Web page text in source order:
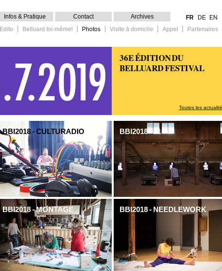
36E ÉDITION DU
BELLUARD FESTIVAL
Toutes les
BBI2018 - CULTURADIO BBI2018 - 21
BBI2018 - MONTAGE BBI2018 - NEEDLEWORK
Edito Belluard toi-même! Photos Visite à domicile Appel Partenaires
Infos & Pratique Contact Archives FR DE EN